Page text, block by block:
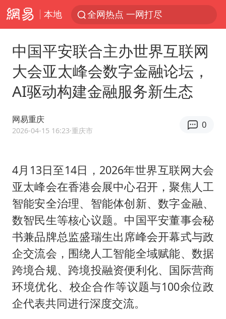
本地 全网热点 一网打尽
中国平安联合主办世界互联网
大会亚太峰会数字金融论坛，
AI驱动构建金融服务新生态
网易重庆
2026-04-15 16:23·重庆市
0
4月13日至14日，2026年世界互联网大会
亚太峰会在香港会展中心召开，聚焦人工
智能安全治理、智能体创新、数字金融、
数智民生等核心议题。中国平安董事会秘
书兼品牌总监盛瑞生出席峰会开幕式与政
企交流会，围绕人工智能全域赋能、数据
跨境合规、跨境投融资便利化、国际营商
环境优化、校企合作等议题与100余位政
企代表共同进行深度交流。